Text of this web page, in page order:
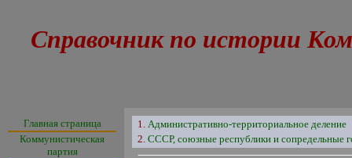
Справочник по истории
Главная страница
Коммунистическая
партия
1.Административно-территориальное деление
2.СССР, союзные республики и сопредельные